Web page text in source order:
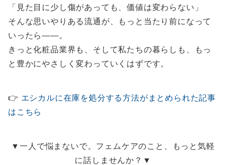
「見た目に少し傷があっても、価値は変わらない」
そんな思いやりある流通が、もっと当たり前になって
いったら——。
きっと化粧品業界も、そして私たちの暮らしも、もっ
と豊かにやさしく変わっていくはずです。
👉 エシカルに在庫を処分する方法がまとめられた記事
はこちら
▼一人で悩まないで。フェムケアのこと、もっと気軽
に話しませんか？▼